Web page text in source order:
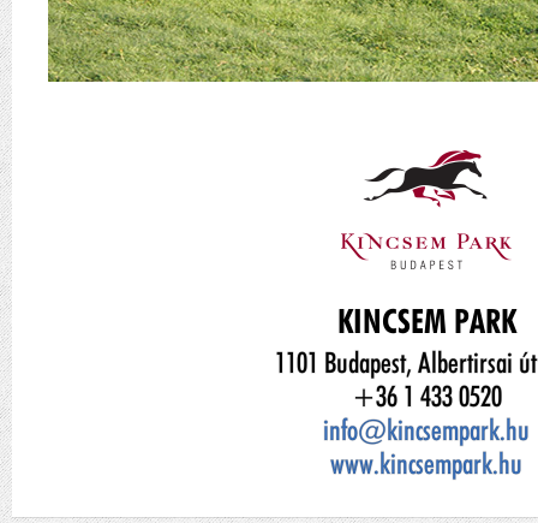
KINCSEM PARK
1101 Budapest, Albertirsai
+36 1 433 0520
info@kincsempark.hu
www.kincsempark.hu